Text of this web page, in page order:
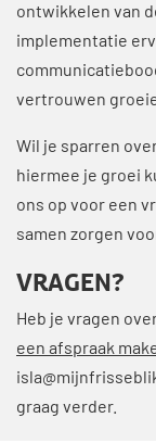
ontwikkelen van
implementatie
vertrouwen
Wil je sparren
hiermee je groei
ons op voor een
samen zorgen
VRAGEN?
Heb je vragen
een afspraak
graag verder.